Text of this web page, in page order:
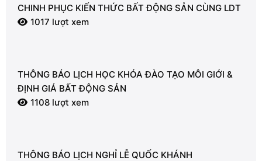
CHINH PHỤC KIẾN THỨC BẤT ĐỘNG SẢN CÙNG LDT
1017 lượt xem
THÔNG BÁO LỊCH HỌC KHÓA ĐÀO TẠO MÔI GIỚI &
ĐỊNH GIÁ BẤT ĐỘNG SẢN
1108 lượt xem
THÔNG BÁO LỊCH NGHỈ LỄ QUỐC KHÁNH